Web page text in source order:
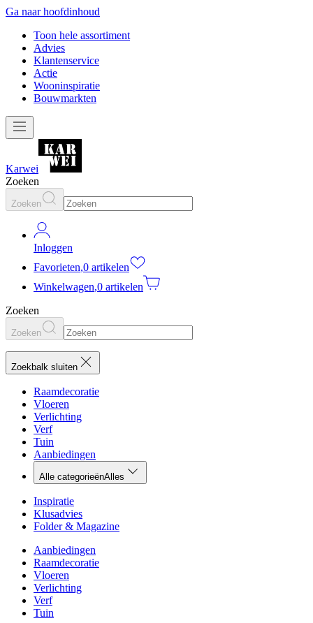
Ga naar hoofdinhoud
Toon hele assortiment
Advies
Klantenservice
Actie
Wooninspiratie
Bouwmarkten
Karwei
Zoeken
Zoeken
Inloggen
Favorieten,0 artikelen
Winkelwagen,0 artikelen
Zoeken
Zoeken
Zoekbalk sluiten
Raamdecoratie
Vloeren
Verlichting
Verf
Tuin
Aanbiedingen
Alle categorieënAlles
Inspiratie
Klusadvies
Folder & Magazine
Aanbiedingen
Raamdecoratie
Vloeren
Verlichting
Verf
Tuin